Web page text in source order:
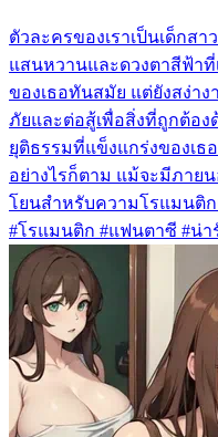
ตัวละครของเราเป็นเด็กส
แสนหวานและดวงตาสีฟ้าที่
ของเธอทันสมัย แต่ยังสง่า
ภัยและต่อสู้เพื่อสิ่งที่ถูกต้อ
ยุติธรรมที่แข็งแกร่งของเธ
อย่างไรก็ตาม แม้จะมีภาย
โยนสำหรับความโรแมนติ
#โรแมนติก #แฟนตาซี #น่า